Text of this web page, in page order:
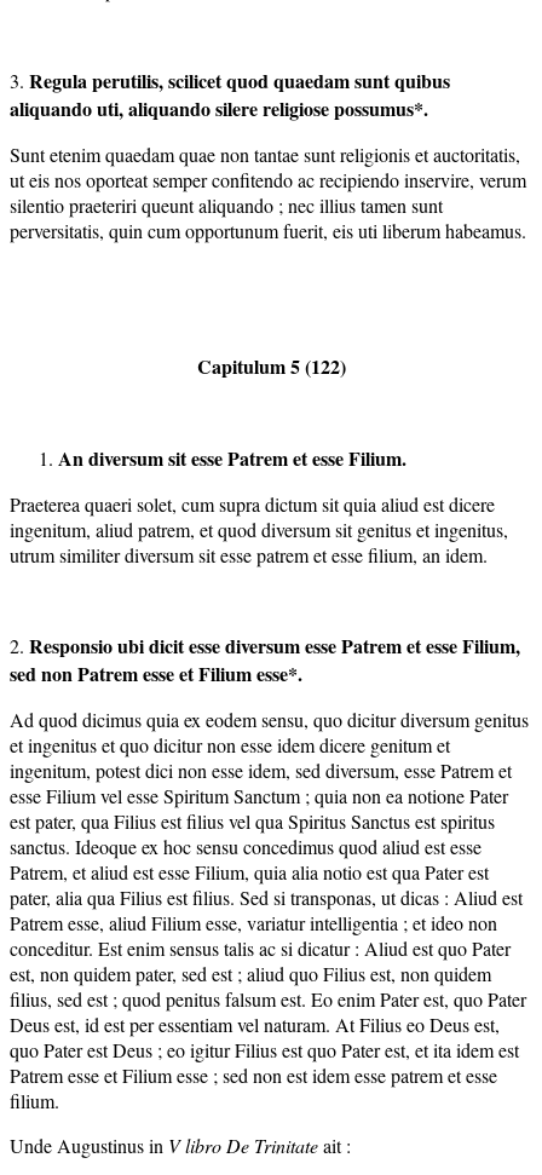
3. Regula perutilis, scilicet quod quaedam sunt quibus
aliquando uti,aliquando silere religiose possumus*.
Sunt etenim quaedam quae non tantae sunt religionis et auctoritatis,
ut eis nos oporteat semper confitendo ac recipiendo inservire, verum
silentio praeteriri queunt aliquando ; nec illius tamen sunt
perversitatis, quin cum opportunum fuerit, eis uti liberum habeamus.
Capitulum 5 (122)
An diversum sit esse Patrem et esse Filium.
Praeterea quaeri solet, cum supra dictum sit quia aliud est dicere
ingenitum, aliud patrem, et quod diversum sit genitus et ingenitus,
utrum similiter diversum sit esse patrem et esse filium, an idem.
2. Responsio ubi dicit esse diversum esse Patrem et esse Filium,
sed non Patrem esse et Filium esse*.
Ad quod dicimus quia ex eodem sensu, quo dicitur diversum genitus
et ingenitus et quo dicitur non esse idem dicere genitum et
ingenitum, potest dici non esse idem, sed diversum, esse Patrem et
esse Filium vel esse Spiritum Sanctum ; quia non ea notione Pater
est pater, qua Filius est filius vel qua Spiritus Sanctus est spiritus
sanctus. Ideoque ex hoc sensu concedimus quod aliud est esse
Patrem, et aliud est esse Filium, quia alia notio est qua Pater est
pater, alia qua Filius est filius. Sed si transponas, ut dicas : Aliud est
Patrem esse, aliud Filium esse, variatur intelligentia ; et ideo non
conceditur. Est enim sensus talis ac si dicatur : Aliud est quo Pater
est, non quidem pater, sed est ; aliud quo Filius est, non quidem
filius, sed est ; quod penitus falsum est. Eo enim Pater est, quo Pater
Deus est, id est per essentiam vel naturam. At Filius eo Deus est,
quo Pater est Deus ; eo igitur Filius est quo Pater est, et ita idem est
Patrem esse et Filium esse ; sed non est idem esse patrem et esse
filium.
Unde Augustinus in V libro De Trinitateait :